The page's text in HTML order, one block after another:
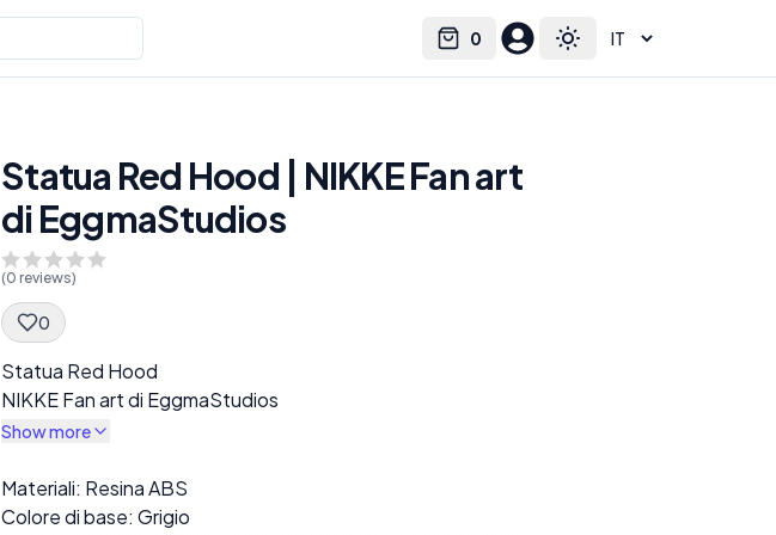
0
Cart Toggle theme
Select language
Statua Red Hood | NIKKE Fan art
di EggmaStudios
(0 reviews)
0
Spec Description
Statua Red Hood
NIKKE Fan art di EggmaStudios
Show more
Description
Materiali: Resina ABS
Colore di base: Grigio